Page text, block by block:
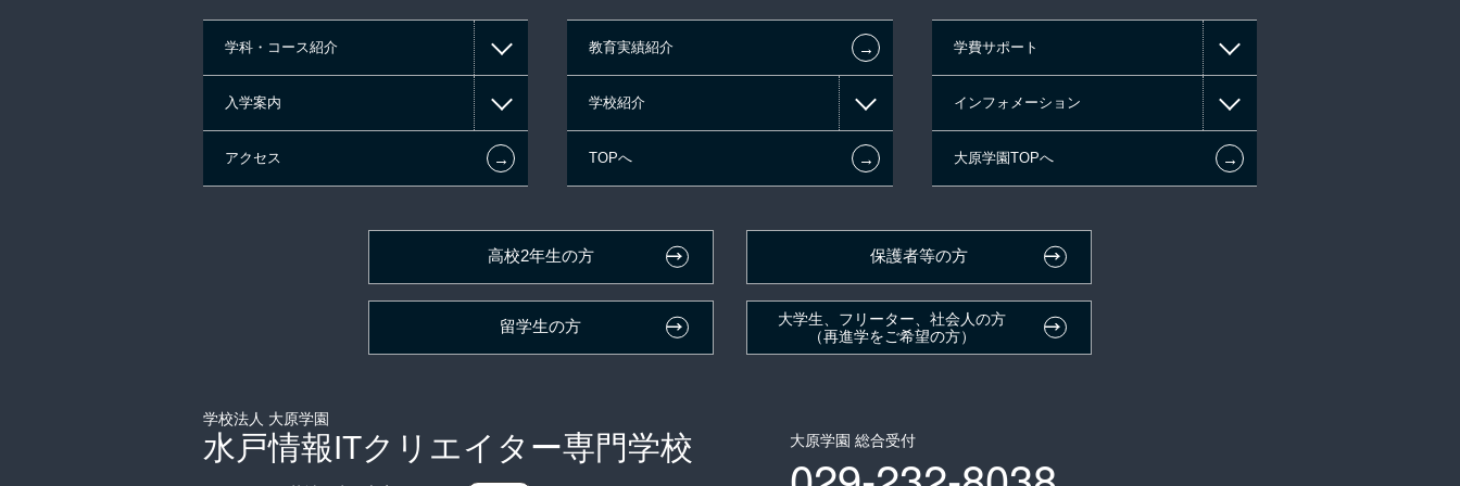
学科・コース紹介 教育実績紹介 ← 学費サポート
入学案内 学校紹介 インフォメーション
アクセス ← TOPへ ← 大原学園TOPへ ←
高校2年生の方 保護者等の方
留学生の方
大学生、フリーター、社会人の方
（再進学をご希望の方）
学校法人 大原学園
水戸情報ITクリエイター専門学校 大原学園 総合受付